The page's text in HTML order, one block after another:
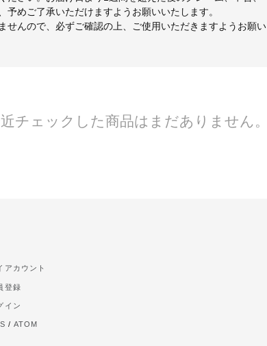
めご了承いただけますようお願いいたします。
んので、必ずご確認の上、ご使用いただきますようお願い
チェックした商品はまだありません。
アカウント
登録
イン
/ATOM